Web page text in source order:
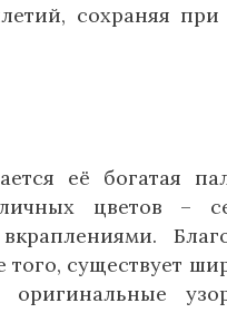
сохраняя
её богатая
цветов –
того, существует
оригинальные